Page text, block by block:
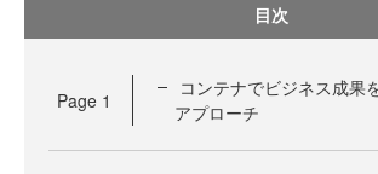
目次
Page 1
コンテナでビジネス成果
アプローチ